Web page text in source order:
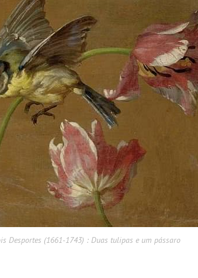
Desportes (1661-1743) : Duas tulipas e um pássaro